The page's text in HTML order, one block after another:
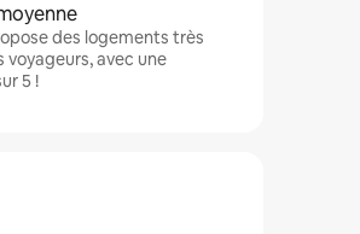
des logements très
voyageurs, avec une
5 !